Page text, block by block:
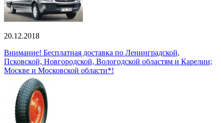
20.12.2018
Внимание! Бесплатная доставка по Ленинградской,
Псковской, Новгородской, Вологодской областям и Карелии;
Москве и Московской области*!